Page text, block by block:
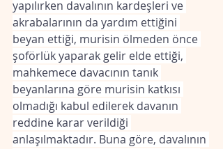
yapılırken davalının kardeşleri ve
akrabalarının da yardım ettiğini
beyan ettiği, murisin ölmeden önce
şoförlük yaparak gelir elde ettiği,
mahkemece davacının tanık
beyanlarına göre murisin katkısı
olmadığı kabul edilerek davanın
reddine karar verildiği
anlaşılmaktadır. Buna göre, davalının